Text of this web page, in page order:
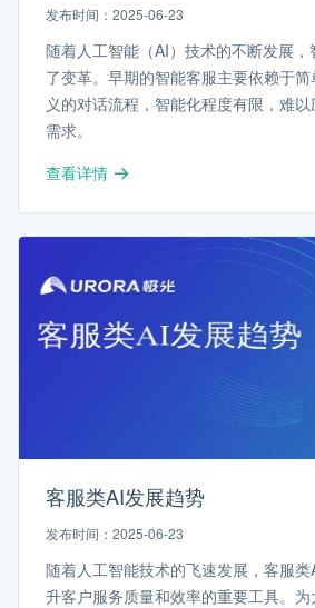
发布时间：2025-06-23
随着人工智能（AI）技术的不断发展
了变革。早期的智能客服主要依赖于
义的对话流程，智能化程度有限，难
需求。
查看详情
客服类AI发展趋势
发布时间：2025-06-23
随着人工智能技术的飞速发展，客服
升客户服务质量和效率的重要工具。